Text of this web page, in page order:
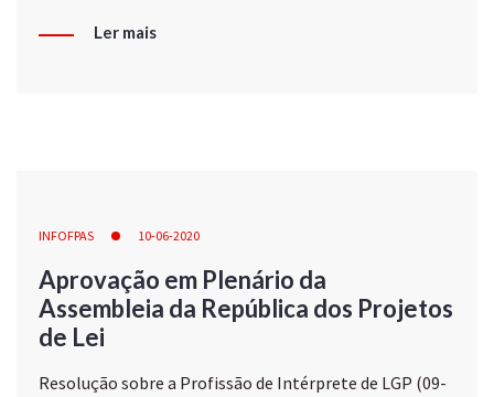
Ler mais
INFOFPAS 10-06-2020
Aprovação em Plenário da
Assembleia da República dos Projetos
de Lei
Resolução sobre a Profissão de Intérprete de LGP (09-